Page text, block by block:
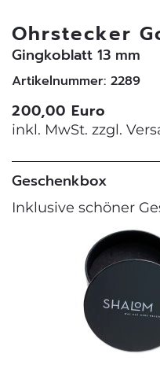
Ohrstecker
Gingkoblatt 13 mm
Artikelnummer: 2289
200,00 Euro
inkl. MwSt. zzgl.
Geschenkbox
Inklusive schöner